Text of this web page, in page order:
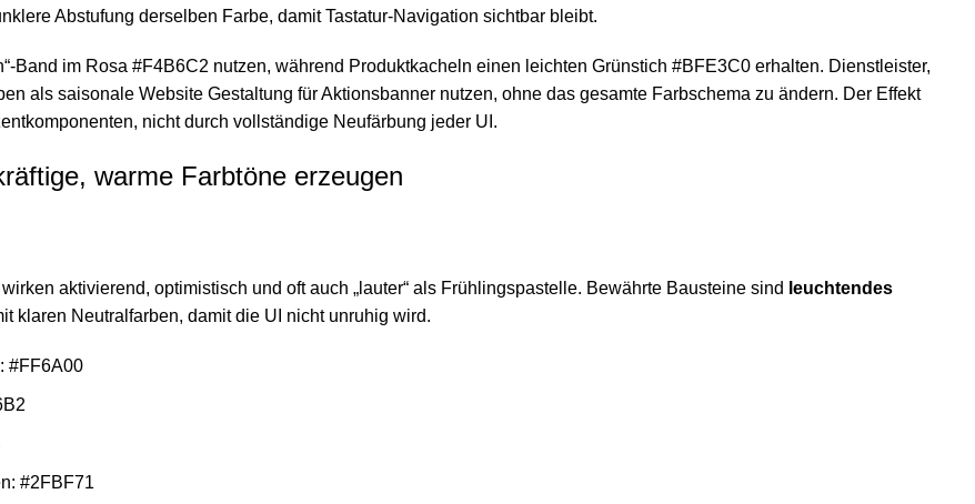
Abstufung derselben Farbe, damit Tastatur-Navigation sichtbar bleibt.
Band im Rosa #F4B6C2 nutzen, während Produktkacheln einen leichten Grünstich #BFE3C0 erhalten. Dienstleister,
als saisonale Website Gestaltung für Aktionsbanner nutzen, ohne das gesamte Farbschema zu ändern. Der Effekt
nicht durch vollständige Neufärbung jeder UI.
warme Farbtöne erzeugen
aktivierend, optimistisch und oft auch „lauter“ als Frühlingspastelle. Bewährte Bausteine sind leuchtendes
klaren Neutralfarben, damit die UI nicht unruhig wird.
#FF6A00
#2FBF71